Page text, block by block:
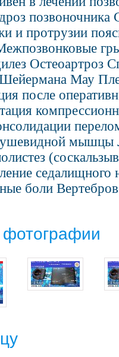
позвоночника
и протрузии
Остеоартроз
Мау
после
седалищного
боли